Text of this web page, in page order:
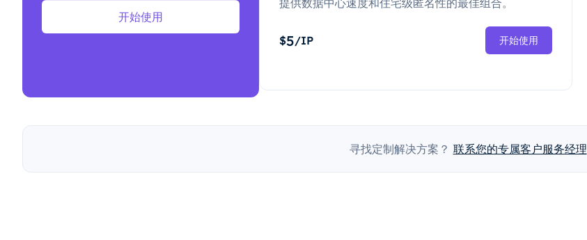
开始使用
提供数据中心速度和住宅级匿名性的最佳组合。
$5/IP 开始使用
寻找定制解决方案？ 联系您的专属客户服务经理